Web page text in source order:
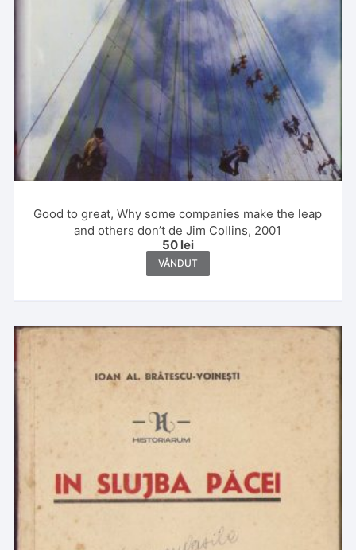
Good to great, Why some companies make the leap
and others don’t de Jim Collins, 2001
50 lei
VÂNDUT